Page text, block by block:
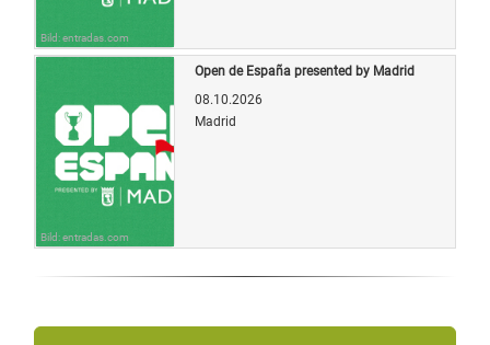
Bild: entradas.com
Bild: entradas.com
Open de España presented by Madrid
08.10.2026
Madrid